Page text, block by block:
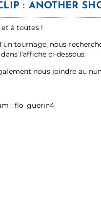
: ANOTHER
à toutes !
tournage, nous
l’affiche ci-dessous.
nous joindre au
: flo_guerin4